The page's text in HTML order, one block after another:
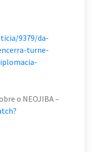
9379/da-
turne-
o NEOJIBA –